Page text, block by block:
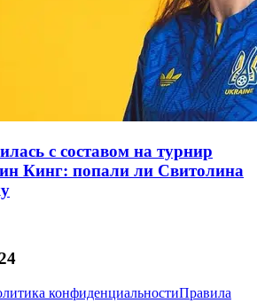
с составом на турнир
Кинг: попали ли Свитолина
конфиденциальностиПравила